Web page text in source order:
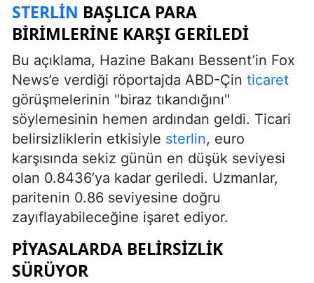
STERLIN BAŞLICA PARA
BIRIMLERINE KARŞI GERILEDI
Bu açıklama, Hazine Bakanı Bessent’in Fox
News’e verdiği röportajda ABD-Çin ticaret
görüşmelerinin "biraz tıkandığını"
söylemesinin hemen ardından geldi. Ticari
belirsizliklerin etkisiyle sterlin, euro
karşısında sekiz günün en düşük seviyesi
olan 0.8436’ya kadar geriledi. Uzmanlar,
paritenin 0.86 seviyesine doğru
zayıflayabileceğine işaret ediyor.
PIYASALARDA BELIRSIZLIK
SÜRÜYOR